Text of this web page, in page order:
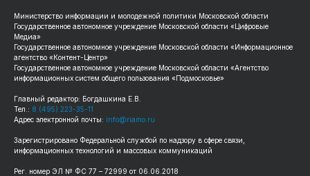
Министерство информации и молодежной политики Московской области
Государственное автономное учреждение Московской области «Цифровые
Медиа»
Государственное автономное учреждение Московской области «Информационное
агентство «Контент-Центр»
Государственное автономное учреждение Московской области «Агентство
информационных систем общего пользования «Подмосковье»
Главный редактор: Богдашкина Е.В.
Тел.: 8 (495) 223-35-11
Адрес электронной почты: info@riamo.ru
Зарегистрировано Федеральной службой по надзору в сфере связи,
информационных технологий и массовых коммуникаций
Рег. номер ЭЛ № ФС 77 – 72999 от 06.06.2018